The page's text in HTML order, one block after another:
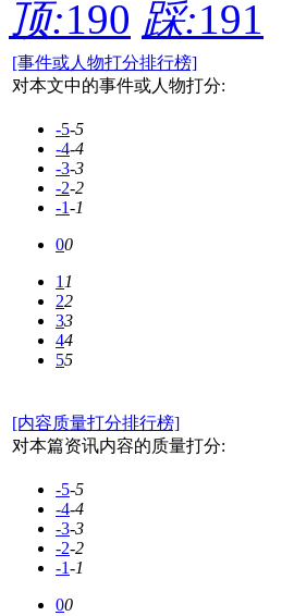
顶:190 踩:191
[事件或人物打分排行榜]
对本文中的事件或人物打分:
-5-5
-4-4
-3-3
-2-2
-1-1
00
1 1
22
33
44
55
[内容质量打分排行榜]
对本篇资讯内容的质量打分:
-5-5
-4-4
-3-3
-2-2
-1-1
00